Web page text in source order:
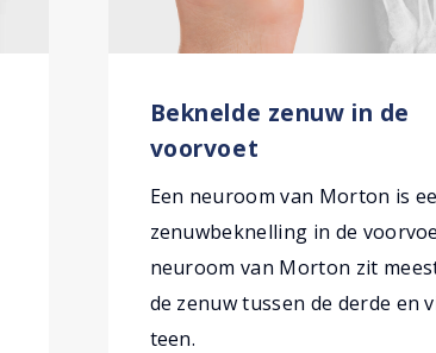
Beknelde zenuw in de
voorvoet
Een neuroom van Morton is
zenuwbeknelling in de
neuroom van Morton zit
de zenuw tussen de derde en
teen.